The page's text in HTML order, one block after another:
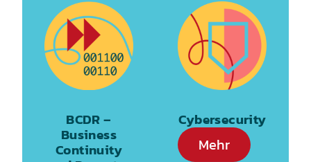
BCDR –
Business
Continuity
Cybersecurity
Mehr